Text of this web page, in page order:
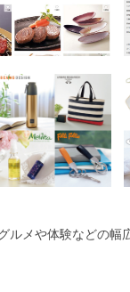
ルメや体験などの幅